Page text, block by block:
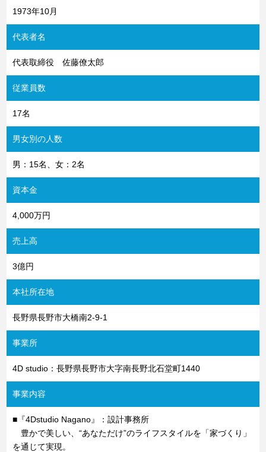
1973年10月
代表者名
代表取締役 佐藤僚太郎
従業員数
17名
男女別の人数
男：15名、女：2名
資本金
4,000万円
売上高
3億円
本社所在地
長野県長野市大橋南2-9-1
事業所
4D studio：長野県長野市大字南長野北石堂町1440
事業内容
■『4Dstudio Nagano』：設計事務所
豊かで美しい、“あなただけ”のライフスタイルを「家づくり」
を通じて実現。